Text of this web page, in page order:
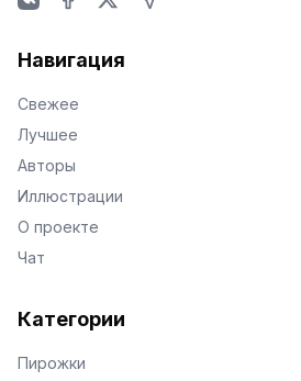
Навигация
Свежее
Лучшее
Авторы
Иллюстрации
О проекте
Чат
Категории
Пирожки